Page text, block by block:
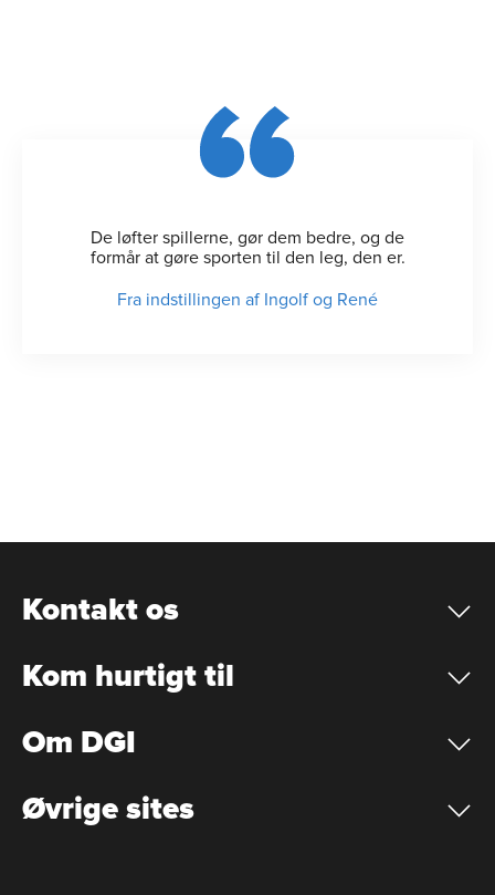
De løfter spillerne, gør dem bedre, og de
formår at gøre sporten til den leg, den er.
Fra indstillingen af Ingolf og René
Kontakt os
Kom hurtigt til
Om DGI
Øvrige sites